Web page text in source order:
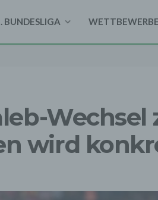
BUNDESLIGA WETTBEWERBE
Wechsel
wird